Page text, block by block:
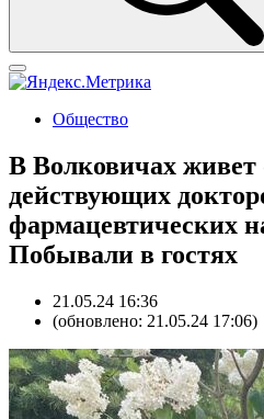
Общество
В Волковичах живет
действующих
фармацевтических
Побывали в гостях
21.05.24 16:36
(обновлено: 21.05.24 17:06)